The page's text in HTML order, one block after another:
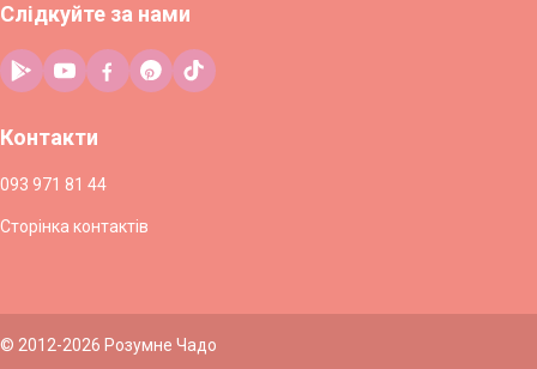
Слідкуйте за нами
Контакти
093 971 81 44
Сторінка контактів
© 2012-2026 Розумне Чадо